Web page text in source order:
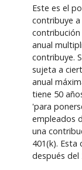
Este es el
contribuye a
anual
contribuye.
sujeta a
anual
tiene 50
'para
empleados
una
401(k). Esta
después del